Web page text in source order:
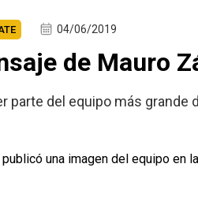
04/06/2019
de Mauro
parte del equipo más grande
una imagen del equipo en